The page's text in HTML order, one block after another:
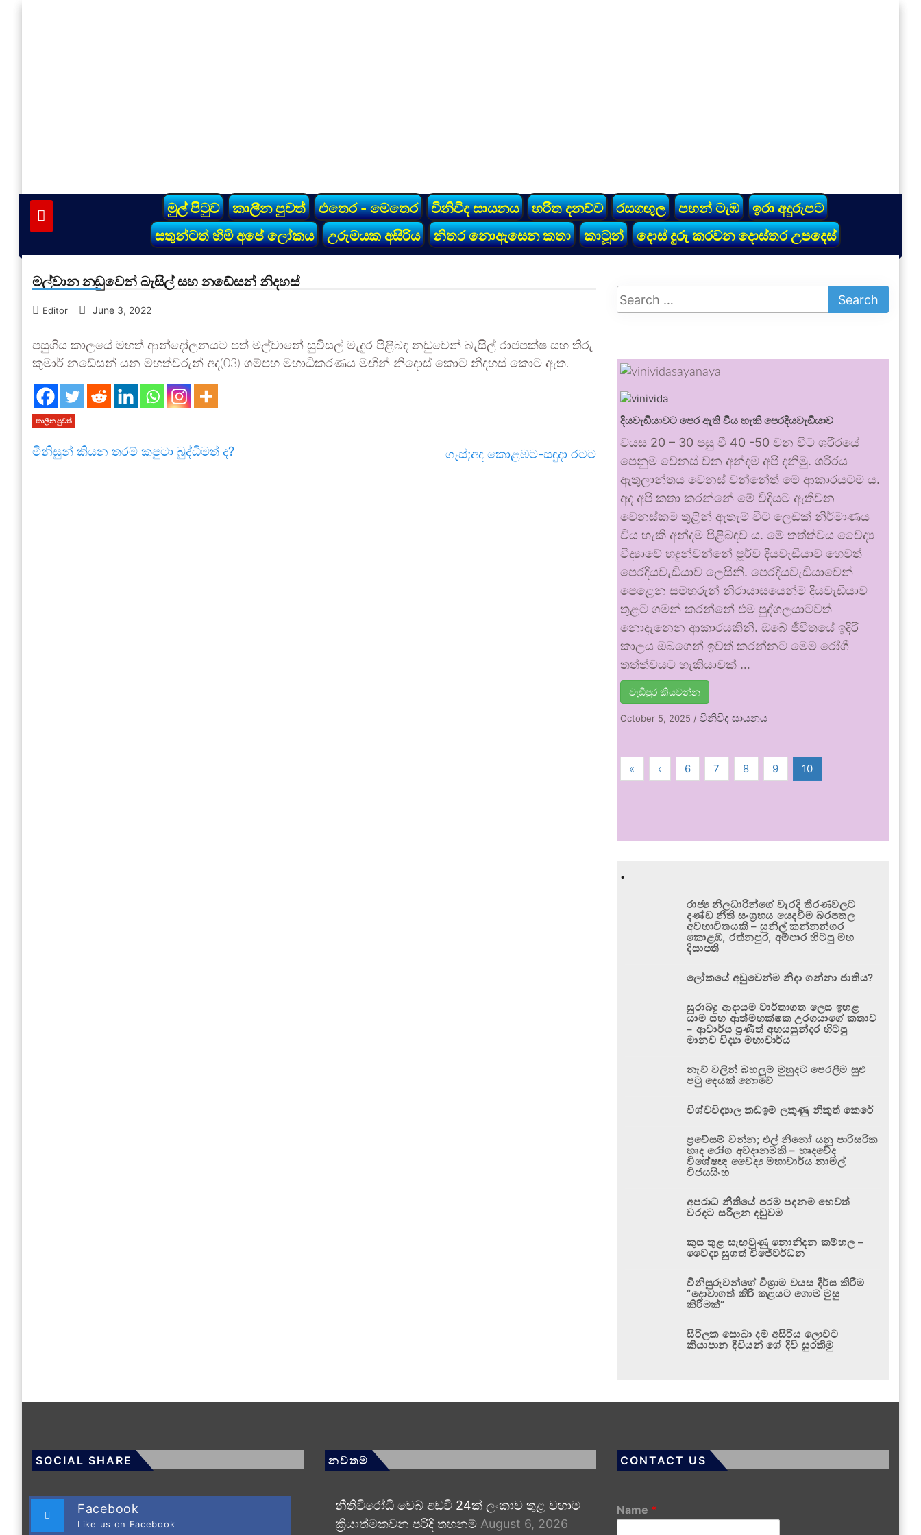
මුල් පිටුව කාලීන පුවත් එතෙර - මෙතෙර විනිවිද සායනය හරිත දනව්ව රසගඟුල පහන් ටැඹ
ඉරා අදුරුපට
සතුන්ටත් හිමි අපේ ලෝකය
උරුමයක අසිරිය නිතර නොඇසෙන කතා කාටූන් දොස් දුරු කරවන දොස්තර උපදෙස්
මල්වාන නඩුවෙන් බැසිල් සහ නඩේසන් නිදහස්
Editor June 3, 2022
පසුගිය කාලයේ මහත් ආන්දෝලනයට පත් මල්වානේ සුවිසල් මැදුර පිළිබඳ නඩුවෙන් බැසිල් රාජපක්ෂ සහ තිරු
කුමාර් නඩේසන් යන මහත්වරුන් අද(03) ගම්පහ මහාධිකරණය මඟින් නිදොස් කොට නිදහස් කොට ඇත.
කාලීන පුවත්
මිනිසුන් කියන තරම් කපුටා බුද්ධිමත් ද? ගෑස්;අද කොළඹට-සඳුදා රටට
දියවැඩියාවට පෙර ඇති විය හැකි පෙරදියවැඩියාව
වයස 20 – 30 පසු වී 40 -50 වන විට ශරීරයේ
පෙනුම වෙනස් වන අන්දම අපි දනිමු. ශරීරය
ඇතුලාන්තය වෙනස් වන්නේත් මේ ආකාරයටම ය.
අද අපි කතා කරන්නේ මේ විදියට ඇතිවන
වෙනස්කම තුළින් ඇතැම් විට ලෙඩක් නිර්මාණය
විය හැකි අන්දම පිළිබඳව ය. මේ තත්ත්වය වෛද්‍ය
විද්‍යාවේ හඳුන්වන්නේ පූර්ව දියවැඩියාව හෙවත්
පෙරදියවැඩියාව ලෙසිනි. පෙරදියවැඩියාවෙන්
පෙළෙන සමහරුන් නිරායාසයෙන්ම දියවැඩියාව
තුළට ගමන් කරන්නේ එම පුද්ගලයාටවත්
නොදැනෙන ආකාරයකිනි. ඔබේ ජීවිතයේ ඉදිරි
කාලය ඔබගෙන් ඉවත් කරන්නට මෙම රෝගී
තත්ත්වයට හැකියාවක් …
වැඩිපුර කියවන්න
October 5, 2025 /විනිවිද සායනය
« ‹ 6 7 8 9 10
.
රාජ්‍ය නිලධාරීන්ගේ වැරදි තීරණවලට
දණ්ඩ නීති සංග්‍රහය යෙදවීම බරපතල
අවභාවිතයකි – සුනිල් කන්නන්ගර
කොළඹ, රත්නපුර, අම්පාර හිටපු මහ
දිසාපති
ලෝකයේ අඩුවෙන්ම නිදා ගන්නා ජාතිය?
සුරාබදු ආදායම වාර්තාගත ලෙස ඉහළ
යාම සහ ආත්මභක්ෂක උරගයාගේ කතාව
– ආචාර්ය ප්‍රණීත් අභයසුන්දර හිටපු
මානව විද්‍යා මහාචාර්ය
නැව් වලින් බහලුම් මුහුදට පෙරලීම සුළු
පටු දෙයක් නොවේ
විශ්වවිද්‍යාල කඩඉම් ලකුණු නිකුත් කෙරේ
ප්‍රවේසම් වන්න; එල් නිනෝ යනු පාරිසරික
හෘද රෝග අවදානමකි – හෘදවේද
විශේෂඥ වෛද්‍ය මහාචාර්ය නාමල්
විජයසිංහ
අපරාධ නීතියේ පරම පදනම හෙවත්
වරදට සරිලන දඬුවම
කුස තුළ සැඟවුණු නොනිදන කම්හල –
වෛද්‍ය සුගත් විජේවර්ධන
විනිසුරුවන්ගේ විශ්‍රාම වයස දීර්ඝ කිරීම
“දොවාගත් කිරි කළයට ගොම මුසු
කිරීමක්”
සිරිලක සොබා දම් අසිරිය ලොවට
කියාපාන දිවියන් ගේ දිවි සුරකිමු
SOCIAL SHARE
Facebook
Like us on Facebook
නවතම
නීතිවිරෝධී වෙබ් අඩවි 24ක් ලංකාව තුළ වහාම
ක්‍රියාත්මකවන පරිදි තහනම් August 6, 2026
CONTACT US
Name *